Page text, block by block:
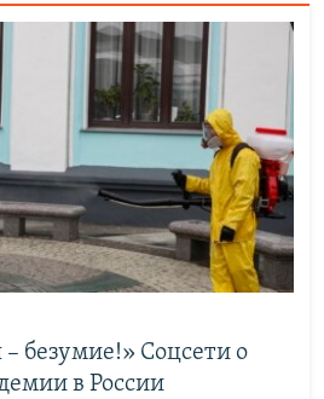
безумие!» Соцсети о
в России